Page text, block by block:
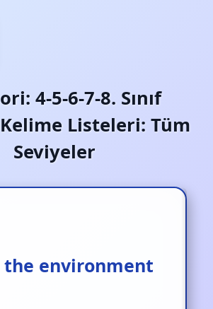
4-5-6-7-8. Sınıf
Listeleri: Tüm
Seviyeler
the environment
korumak